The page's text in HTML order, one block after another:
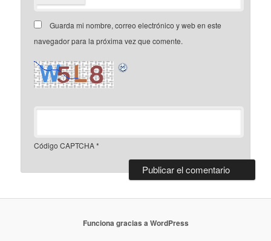
Guarda mi nombre, correo electrónico y web en este
navegador para la próxima vez que comente.
Código CAPTCHA*
Funciona gracias a WordPress